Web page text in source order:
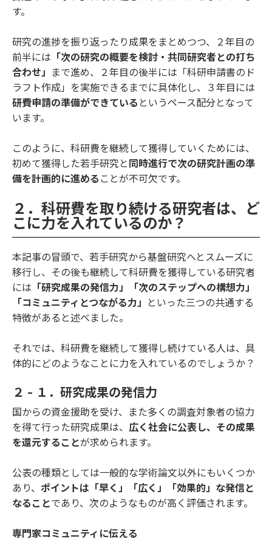
す。
研究の進捗を振り返ったり成果をまとめつつ、２年目の
前半には 「次の研究の概要を検討・共同研究者との打ち
合わせ」
まで進め、２年目の後半には「科研申請書のド
ラフト作成」を実施できるまでに具体化し、３年目には
研費申請の準備ができている というペース配分となって
います。
このように、科研費を継続して獲得していくためには、
初めて獲得した若手研究と 同時進行で次の研究計画の準
備を計画的に進める ことが不可欠です。
２．科研費を取り続ける研究者は、ど
こに力を入れているのか？
本記事の冒頭で、若手研究から基盤研究へとスムーズに
移行し、その後も継続して科研費を獲得している研究者
には 「研究成果の発信力」「次のステップへの構想力」
「コミュニティとつながる力」
といった三つの共通する
特徴があると述べました。
それでは、科研費を継続して獲得し続けている人は、具
体的にどのようなことに力を入れているのでしょうか？
２ - １．研究成果の発信力
国からの資金援助を受け、また多くの調査対象者の協力
を得て行った研究成果は、 広く社会に公表し、その成果
を還元することが求められます。
公表の種類としては一般的な学術論文以外にもいくつか
あり、 ポイントは「早く」「広く」「効果的」な発信と
なることであり、次のようなものが高く評価されます。
専門家コミュニティに伝える